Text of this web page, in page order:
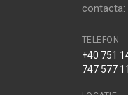
contacta:
TELEFON
+40 751
747 577